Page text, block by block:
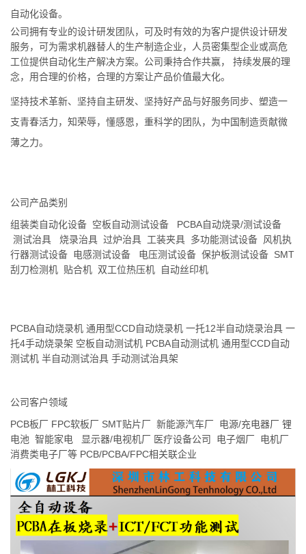
自动化设备。
公司拥有专业的设计研发团队，可及时有效的为客户提供设计研发
服务，可为需求机器替人的生产制造企业，人员密集型企业或高危
工位提供自动化生产解决方案。公司秉持合作共赢， 持续发展的理
念，用合理的价格，合理的方案让产品价值最大化。
坚持技术革新、坚持自主研发、坚持好产品与好服务同步、塑造一
支青春活力，知荣辱，懂感恩，重科学的团队，为中国制造贡献微
薄之力。
公司产品类别
组装类自动化设备 空板自动测试设备 PCBA自动烧录/测试设备
测试治具 烧录治具 过炉治具 工装夹具 多功能测试设备 风机执
行器测试设备 电感测试设备 电压测试设备 保护板测试设备 SMT
刮刀检测机 贴合机 双工位热压机 自动丝印机
PCBA自动烧录机 通用型CCD自动烧录机 一托12半自动烧录治具 一
托4手动烧录架 空板自动测试机 PCBA自动测试机 通用型CCD自动
测试机 半自动测试治具 手动测试治具架
公司客户领域
PCB板厂 FPC软板厂 SMT贴片厂 新能源汽车厂 电源/充电器厂 锂
电池 智能家电 显示器/电视机厂 医疗设备公司 电子烟厂 电机厂
消费类电子厂等 PCB/PCBA/FPC相关联企业